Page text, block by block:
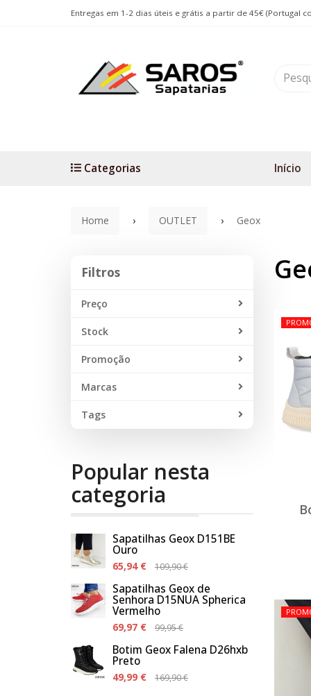
Entregas em 1-2 dias úteis e grátis a partir de 45€ (Portugal
Início
Categorias
Home OUTLET Geox
Filtros
Preço
Stock
Promoção
Marcas
Tags
Popular nesta
categoria
Sapatilhas Geox D151BE
Ouro
65,94 € 109,90 €
Sapatilhas Geox de
Senhora D15NUA Spherica
Vermelho
69,97 € 99,95 €
Botim Geox Falena D26hxb
Preto
49,99 € 169,90 €